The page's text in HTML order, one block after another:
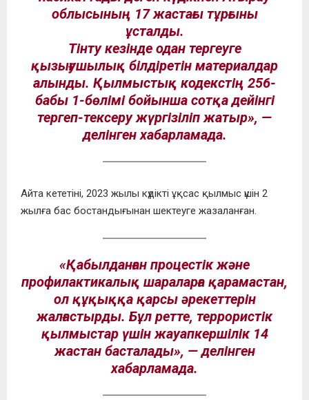
облысының 17 жастағы тұрғыны
ұсталды.
Тінту кезінде одан тергеуге
қызығушылық білдіретін материалдар
алынды. Қылмыстық кодекстің 256-
бабы 1-бөлімі бойынша сотқа дейінгі
тергеп-тексеру жүргізіліп жатыр», —
делінген хабарламада.
Айта кететіні, 2023 жылы күдікті ұқсас қылмыс үшін 2
жылға бас бостандығынан шектеуге жазаланған.
«Қабылданған процестік және
профилактикалық шараларға қарамастан,
ол құқыққа қарсы әрекеттерін
жалғастырды. Бұл ретте, террористік
қылмыстар үшін жауапкершілік 14
жастан басталады», — делінген
хабарламада.